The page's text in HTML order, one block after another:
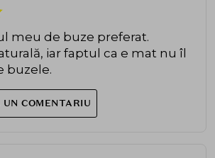
meu de buze preferat.
iar faptul ca e mat nu îl
buzele.
COMENTARIU